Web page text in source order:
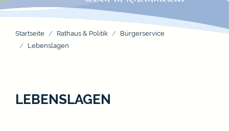
Startseite Rathaus & Politik
Bürgerservice
Lebenslagen
LEBENSLAGEN